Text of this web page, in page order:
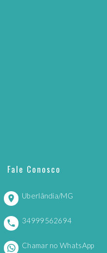
Fale Conosco
Uberlândia/MG
34999562694
Chamar no WhatsApp